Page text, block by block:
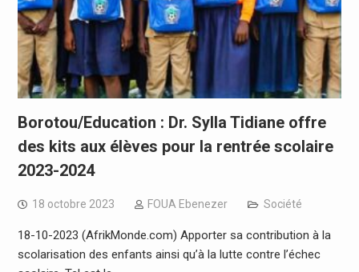
Borotou/Education : Dr. Sylla Tidiane offre
des kits aux élèves pour la rentrée scolaire
2023-2024
18 octobre 2023 FOUA Ebenezer Société
18-10-2023 (AfrikMonde.com) Apporter sa contribution à la
scolarisation des enfants ainsi qu’à la lutte contre l’échec